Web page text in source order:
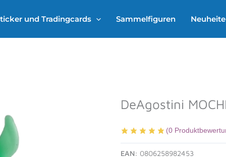
und Tradingcards Sammelfiguren
DeAgostini
(0
EAN: 0806258982453